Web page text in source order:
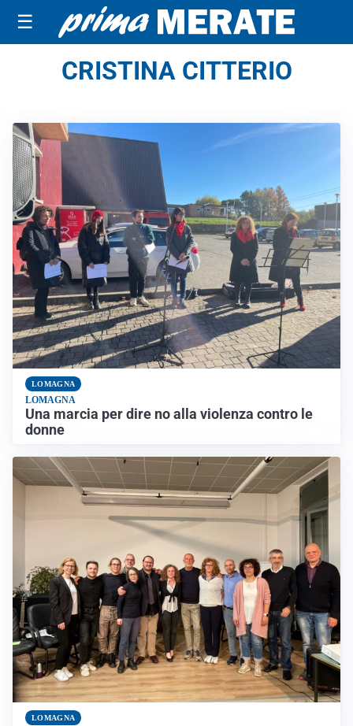
☰
CRISTINA CITTERIO
LOMAGNA
LOMAGNA
Una marcia per dire no alla violenza contro le
donne
LOMAGNA